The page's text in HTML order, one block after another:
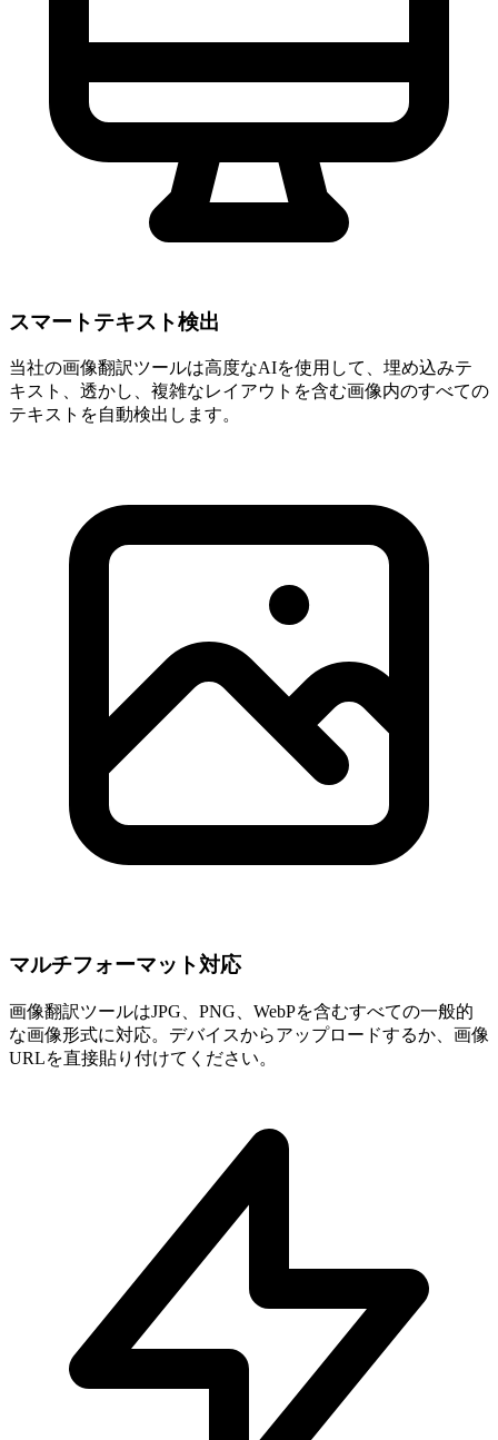
スマートテキスト検出
当社の画像翻訳ツールは高度なAIを使用して、埋め込みテ
キスト、透かし、複雑なレイアウトを含む画像内のすべての
テキストを自動検出します。
マルチフォーマット対応
画像翻訳ツールはJPG、PNG、WebPを含むすべての一般的
な画像形式に対応。デバイスからアップロードするか、画像
URLを直接貼り付けてください。